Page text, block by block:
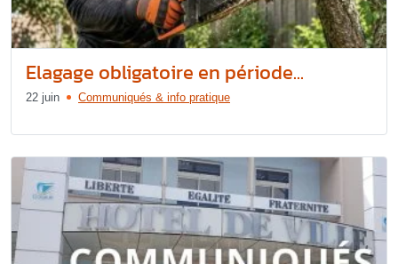
Elagage obligatoire en période...
22 juin Communiqués & info pratique